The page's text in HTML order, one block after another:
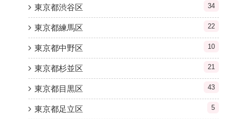
東京都渋谷区 34
東京都練馬区 22
東京都中野区 10
東京都杉並区 21
東京都目黒区 43
東京都足立区 5